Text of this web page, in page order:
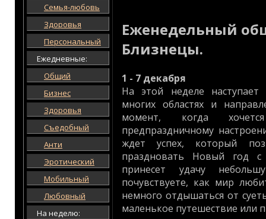
Семья-любовь
Здоровья
Персональный
Ежедневные:
Общий
Бизнес
Здоровья
Съедобный
Анти
Эротический
Мобильный
Любовный
На неделю:
Еженедельный
Близнецы.
1 - 7 декабря
На этой неделе
многих областях и
момент, когда
предпраздничному
ждет успех, который
праздновать Новый год с
принесет удачу
почувствуете, как мир
немного отдышаться от
маленькое путешествие или